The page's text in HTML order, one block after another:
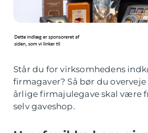
Står du for virksomhedens
firmagaver? Så bør du
årlige firmajulegave skal være
selv gaveshop.